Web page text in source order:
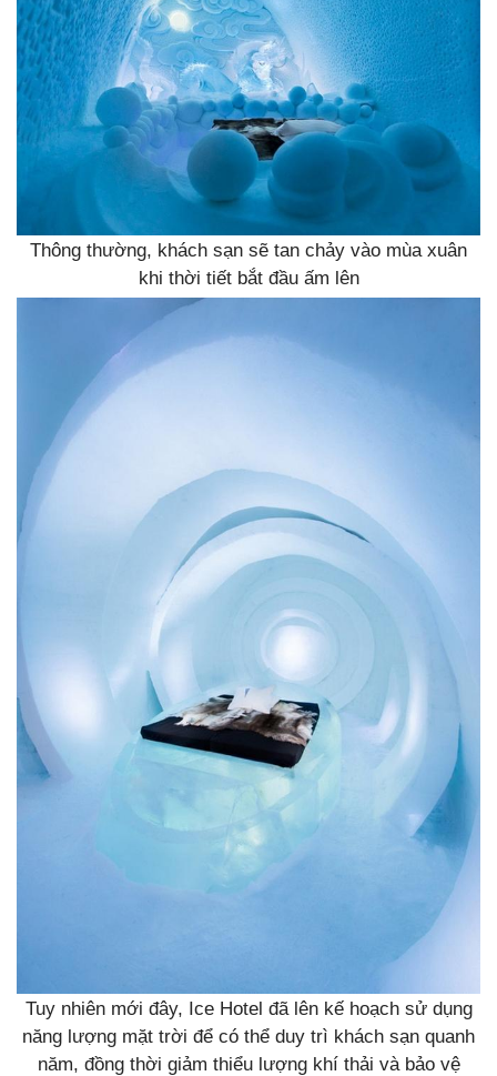
Thông thường, khách sạn sẽ tan chảy vào mùa xuân
khi thời tiết bắt đầu ấm lên
Tuy nhiên mới đây, Ice Hotel đã lên kế hoạch sử dụng
năng lượng mặt trời để có thể duy trì khách sạn quanh
năm, đồng thời giảm thiểu lượng khí thải và bảo vệ